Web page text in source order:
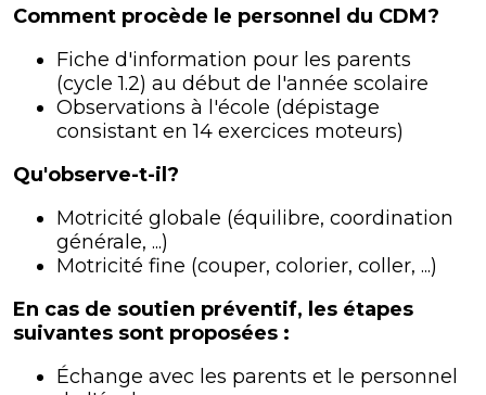
Comment procède le personnel du CDM?
Fiche d'information pour les parents
(cycle 1.2) au début de l'année scolaire
Observations à l'école (dépistage
consistant en 14 exercices moteurs)
Qu'observe-t-il?
Motricité globale (équilibre, coordination
générale, ...)
Motricité fine (couper, colorier, coller, ...)
En cas de soutien préventif, les étapes
suivantes sont proposées :
Échange avec les parents et le personnel